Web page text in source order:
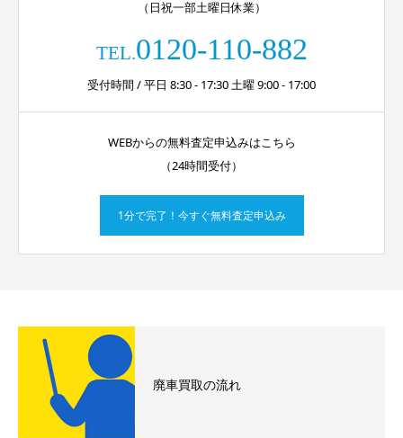
（日祝一部土曜日休業）
TEL.0120-110-882
受付時間 / 平日 8:30 - 17:30 土曜 9:00 - 17:00
WEBからの無料査定申込みはこちら
（24時間受付）
1分で完了！今すぐ無料査定申込み
廃車買取の流れ